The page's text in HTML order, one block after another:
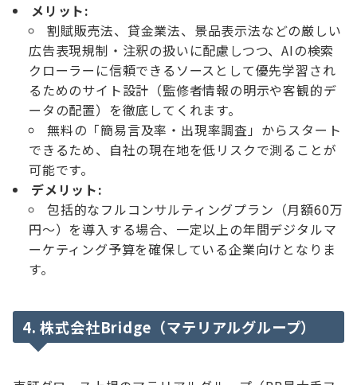
メリット:
割賦販売法、貸金業法、景品表示法などの厳しい
広告表現規制・注釈の扱いに配慮しつつ、AIの検索
クローラーに信頼できるソースとして優先学習され
るためのサイト設計（監修者情報の明示や客観的デ
ータの配置）を徹底してくれます。
無料の「簡易言及率・出現率調査」からスタート
できるため、自社の現在地を低リスクで測ることが
可能です。
デメリット:
包括的なフルコンサルティングプラン（月額60万
円〜）を導入する場合、一定以上の年間デジタルマ
ーケティング予算を確保している企業向けとなりま
す。
4. 株式会社Bridge（マテリアルグループ）